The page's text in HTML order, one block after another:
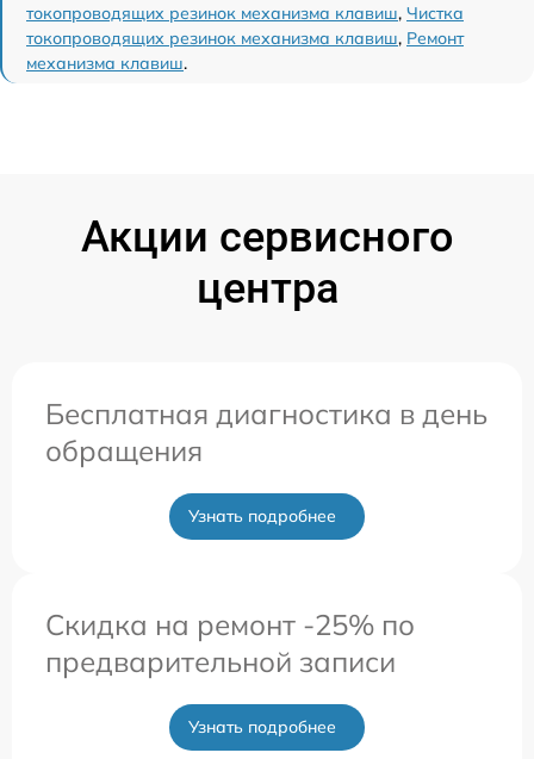
токопроводящих резинок механизма клавиш, Чистка
токопроводящих резинок механизма клавиш, Ремонт
механизма клавиш.
Акции сервисного
центра
Бесплатная диагностика в день
обращения
Узнать подробнее
Скидка на ремонт -25% по
предварительной записи
Узнать подробнее